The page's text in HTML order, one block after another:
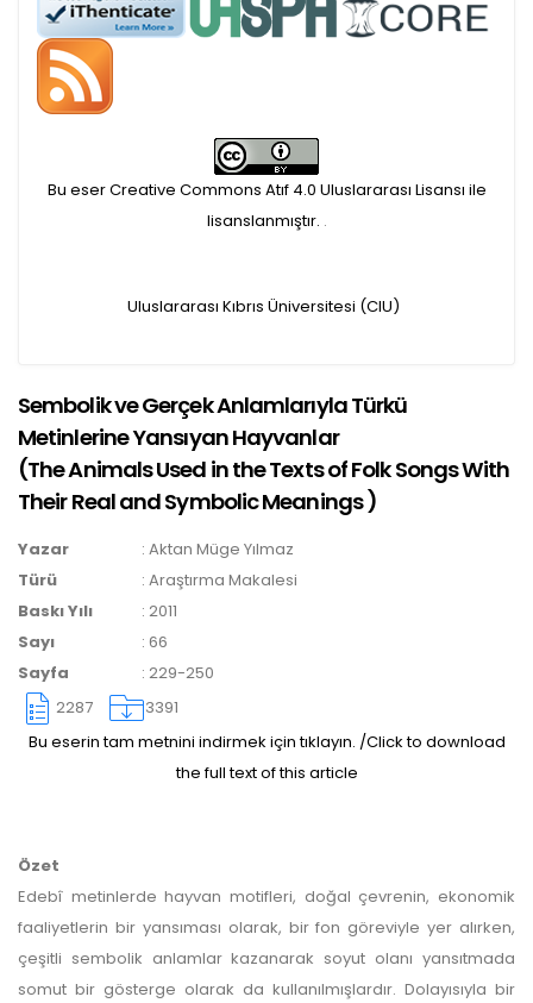
Hakem sürecine alınacak
makaleler için yazarlara
yapılmamaktadır.
Dergiye makale
gönderilmesi ve
sonraki öndenetim,
Alan Editörü değerlendirmesi
üzerinden
Bu eser Creative Commons Atıf 4.0 Uluslararası Lisansı ile
lisanslanmıştır. .
Uluslararası Kıbrıs Üniversitesi (CIU)
Sembolik ve Gerçek Anlamlarıyla Türkü
Metinlerine Yansıyan Hayvanlar
(The Animals Used in the Texts of Folk Songs With
Their Real and Symbolic Meanings)
Yazar : Aktan Müge Yılmaz
Türü
: Araştırma Makalesi
Baskı Yılı
: 2011
Sayı
: 66
Sayfa
: 229-250
2287
3391
Bu eserin tam metnini indirmek için tıklayın. /Click to download
the full text of this article
Özet
Edebî metinlerde hayvan motifleri, doğal çevrenin, ekonomik
faaliyetlerin bir yansıması olarak, bir fon göreviyle yer alırken,
çeşitli sembolik anlamlar kazanarak soyut olanı yansıtmada
somut bir gösterge olarak da kullanılmışlardır. Dolayısıyla bir